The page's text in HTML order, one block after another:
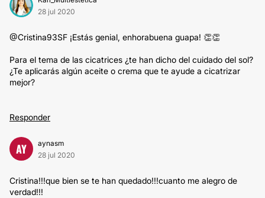
28 jul 2020
@Cristina93SF ¡Estás genial, enhorabuena guapa! 👏👏
Para el tema de las cicatrices ¿te han dicho del cuidado del sol?
¿Te aplicarás algún aceite o crema que te ayude a cicatrizar
mejor?
Responder
AY
aynasm
28 jul 2020
Cristina!!!que bien se te han quedado!!!cuanto me alegro de
verdad!!!